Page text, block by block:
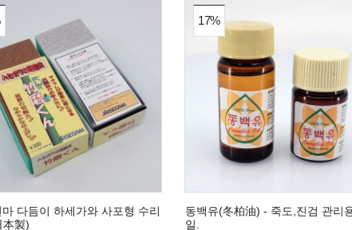
마 다듬이 하세가와 사포형 수리
本製)
17%
동백유(冬柏油) - 죽도,진검 관리
일.